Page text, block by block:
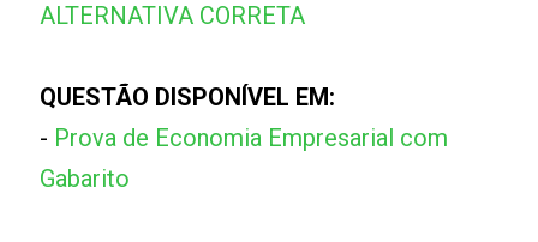
ALTERNATIVA CORRETA
QUESTÃO DISPONÍVEL EM:
- Prova de Economia Empresarial com
Gabarito